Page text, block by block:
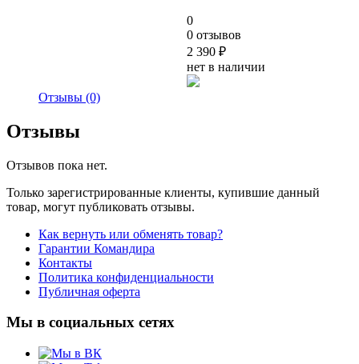
0
0 отзывов
2 390 ₽
нет в наличии
Отзывы (0)
Отзывы
Отзывов пока нет.
Только зарегистрированные клиенты, купившие данный
товар, могут публиковать отзывы.
Как вернуть или обменять товар?
Гарантии Командира
Контакты
Политика конфиденциальности
Публичная оферта
Мы в социальных сетях